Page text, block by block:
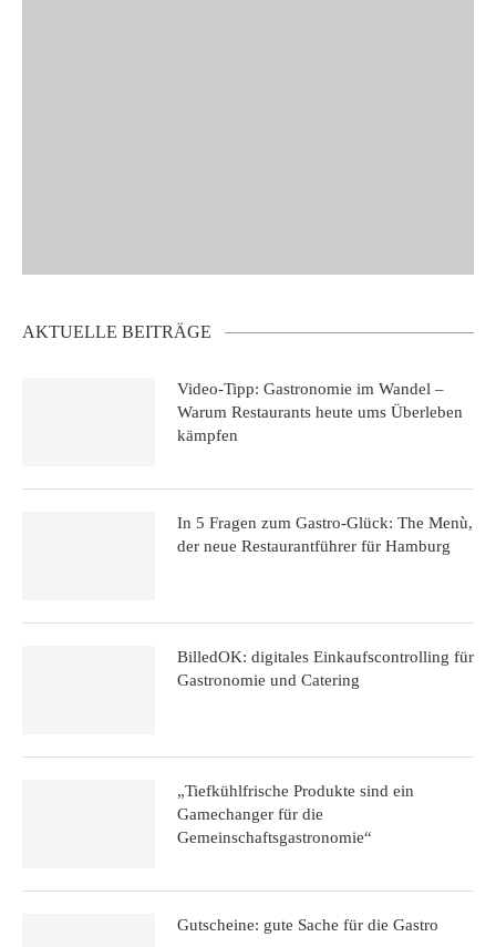
AKTUELLE BEITRÄGE
Video-Tipp: Gastronomie im Wandel –
Warum Restaurants heute ums Überleben
kämpfen
In 5 Fragen zum Gastro-Glück: The Menù,
der neue Restaurantführer für Hamburg
BilledOK: digitales Einkaufscontrolling für
Gastronomie und Catering
„Tiefkühlfrische Produkte sind ein
Gamechanger für die
Gemeinschaftsgastronomie“
Gutscheine: gute Sache für die Gastro